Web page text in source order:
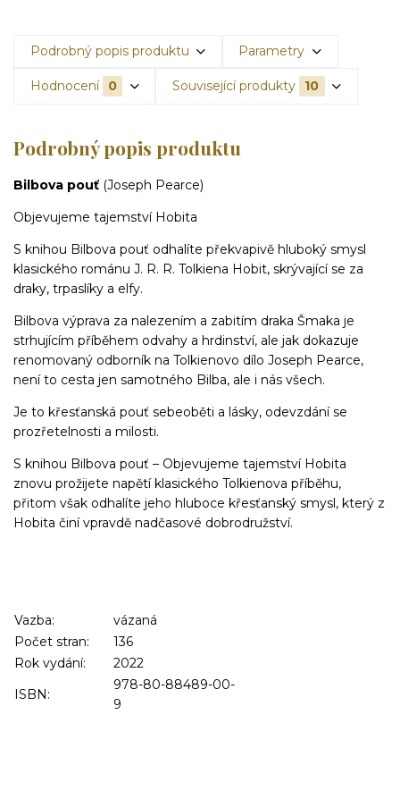
Podrobný popis produktu Parametry
Hodnocení 0 Související produkty 10
Podrobný popis produktu
Bilbova pouť (Joseph Pearce)
Objevujeme tajemství Hobita
S knihou Bilbova pouť odhalíte překvapivě hluboký smysl
klasického románu J. R. R. Tolkiena Hobit, skrývající se za
draky, trpaslíky a elfy.
Bilbova výprava za nalezením a zabitím draka Šmaka je
strhujícím příběhem odvahy a hrdinství, ale jak dokazuje
renomovaný odborník na Tolkienovo dílo Joseph Pearce,
není to cesta jen samotného Bilba, ale i nás všech.
Je to křesťanská pouť sebeoběti a lásky, odevzdání se
prozřetelnosti a milosti.
S knihou Bilbova pouť – Objevujeme tajemství Hobita
znovu prožijete napětí klasického Tolkienova příběhu,
přitom však odhalíte jeho hluboce křesťanský smysl, který z
Hobita činí vpravdě nadčasové dobrodružství.
Vazba:
vázaná
Počet stran:
136
Rok vydání:
2022
ISBN:
978-80-88489-00-
9